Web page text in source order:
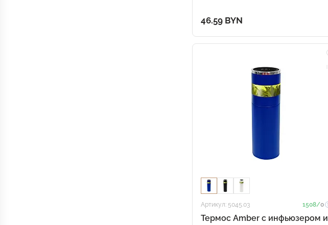
46.59 BYN
Артикул: 5045.03 1508/0
Термос Amber с инфьюзером и